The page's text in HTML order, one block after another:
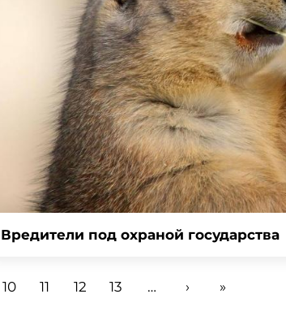
Вредители под охраной государства
10 11 12 13 … › »